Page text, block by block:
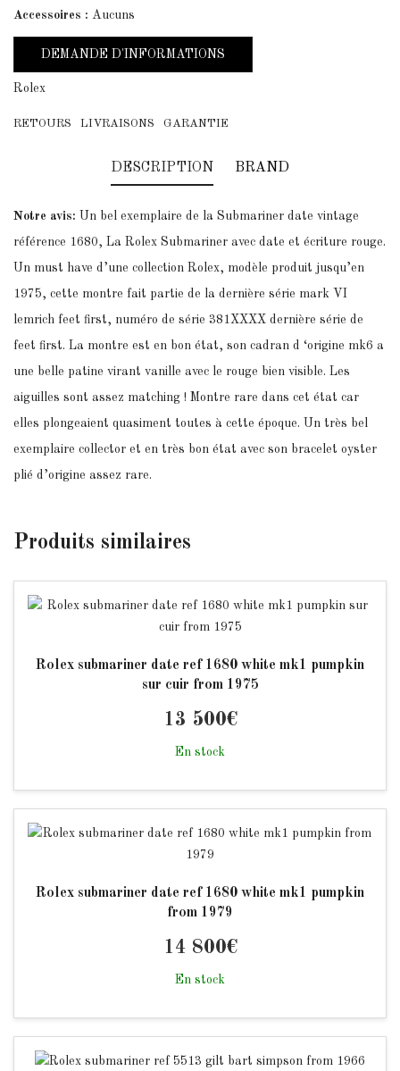
Accessoires : Aucuns
DEMANDE D'INFORMATIONS
Rolex
RETOURS LIVRAISONS GARANTIE
DESCRIPTION BRAND
Notre avis: Un bel exemplaire de la Submariner date vintage
référence 1680, La Rolex Submariner avec date et écriture rouge.
Un must have d’une collection Rolex, modèle produit jusqu’en
1975, cette montre fait partie de la dernière série mark VI
lemrich feet first, numéro de série 381XXXX dernière série de
feet first. La montre est en bon état, son cadran d ‘origine mk6 a
une belle patine virant vanille avec le rouge bien visible. Les
aiguilles sont assez matching ! Montre rare dans cet état car
elles plongeaient quasiment toutes à cette époque. Un très bel
exemplaire collector et en très bon état avec son bracelet oyster
plié d’origine assez rare.
Produits similaires
Rolex submariner date ref 1680 white mk1 pumpkin
sur cuir from 1975
13 500€
En stock
Rolex submariner date ref 1680 white mk1 pumpkin
from 1979
14 800€
En stock